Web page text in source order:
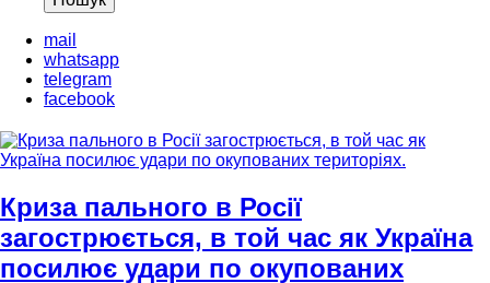
mail
whatsapp
telegram
facebook
Криза пального в Росії
загострюється, в той час як Україна
посилює удари по окупованих